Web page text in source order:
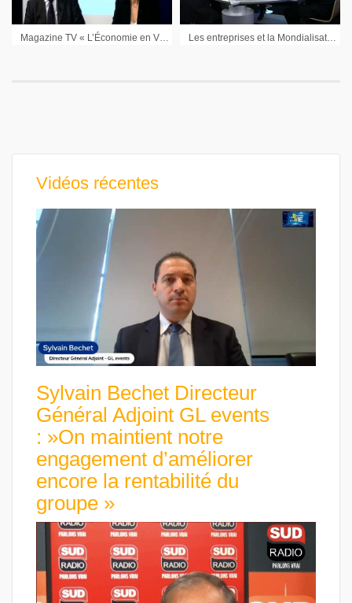
Vidéos récentes
Sylvain Bechet Directeur
Général Adjoint GL events
: »On maintient notre
engagement d’améliorer
encore la rentabilité du
groupe »